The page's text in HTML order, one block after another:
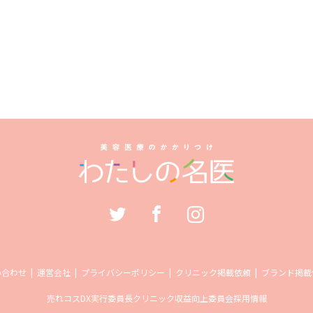
わせ 運営会社 プライバシーポリシー クリニック掲載依頼 ブランド掲
売れコスDX実行委員長クリニック収益向上委員会採用情報